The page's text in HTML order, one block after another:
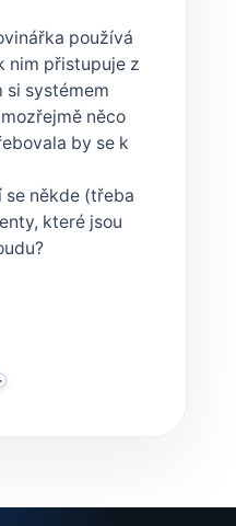
používá
nim přistupuje z
si systémem
něco
by se k
se někde (třeba
které jsou